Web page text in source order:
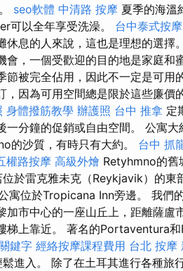
seo軟體 中清路 按摩 夏季的海溫
可以全年享受洗澡。 台中泰式按摩
息的人來說，這也是理想的選擇。
會，一個受歡迎的目的地是家庭和
被完全佔用，因此不一定是可用
因為可用空間總是限於這些廉價
身體撥筋教學 辦護照 台中 推拿 定
一分鐘的促銷或自由空間。 公寓
的沙質，有時只有大約。 台中 抓
權路按摩 高級外燴 Retyhmno的舊
於雷克雅未克（Reykjavik）的東
寓位於Tropicana Inn旁邊。 我們
加市中心的一座山丘上，距離薩
梯上靠近。 著名的Portaventura
鍵字 經絡按摩課程費用 台北 按摩
進入。 除了在土耳其進行各種旅